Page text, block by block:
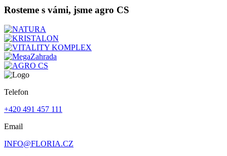
Rosteme s vámi, jsme agro CS
Telefon
+420 491 457 111
Email
INFO@FLORIA.CZ